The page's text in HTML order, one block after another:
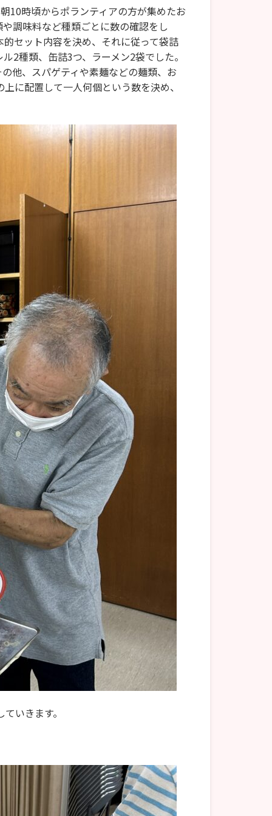
10時頃からポランティアの方が集めたお
調味料など種類ごとに数の確認をし
セット内容を決め、それに従って袋詰
2種類、缶詰3つ、ラーメン2袋でした。
他、スパゲティや素麺などの麺類、お
に配置して一人何個という数を決め、
いきます。